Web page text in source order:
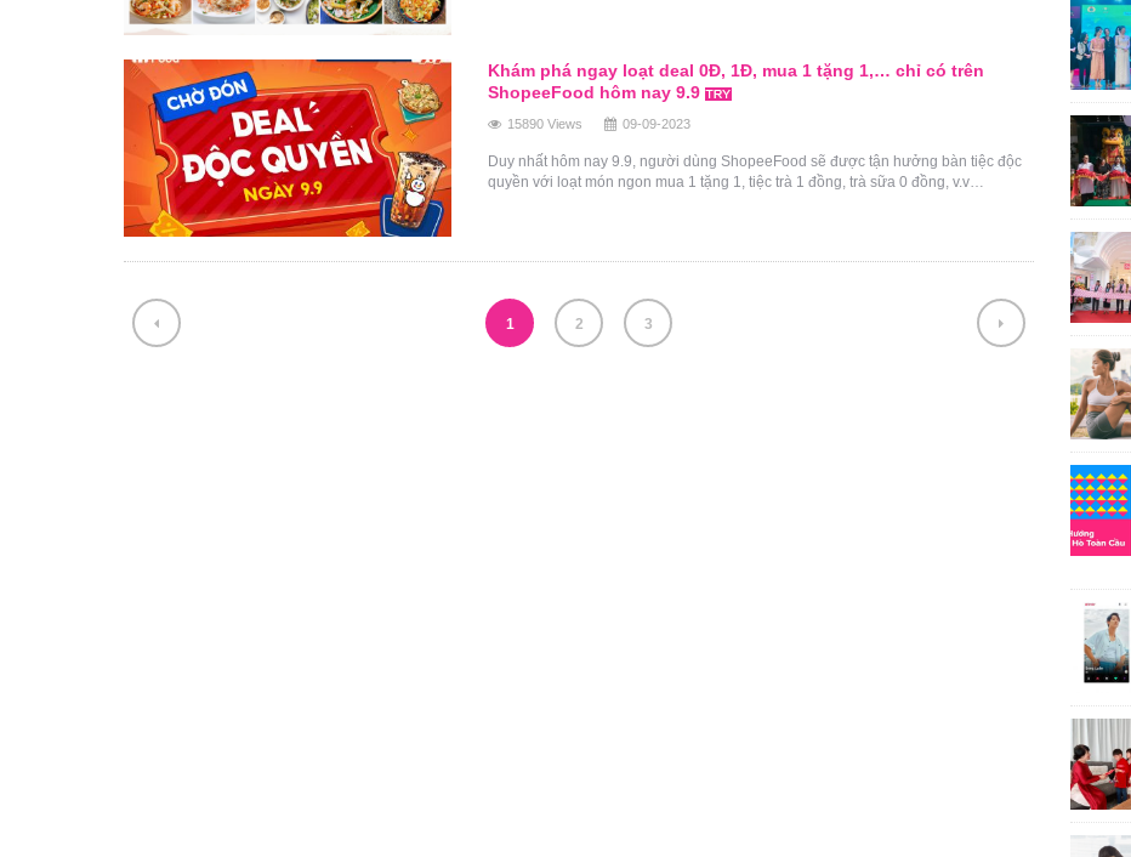
Khám phá ngay loạt deal 0Đ, 1Đ, mua 1 tặng 1,… chỉ có trên
ShopeeFood hôm nay 9.9
15890 Views 09-09-2023
Duy nhất hôm nay 9.9, người dùng ShopeeFood sẽ được tận hưởng bàn tiệc độc
quyền với loạt món ngon mua 1 tặng 1, tiệc trà 1 đồng, trà sữa 0 đồng, v.v…
1 2 3